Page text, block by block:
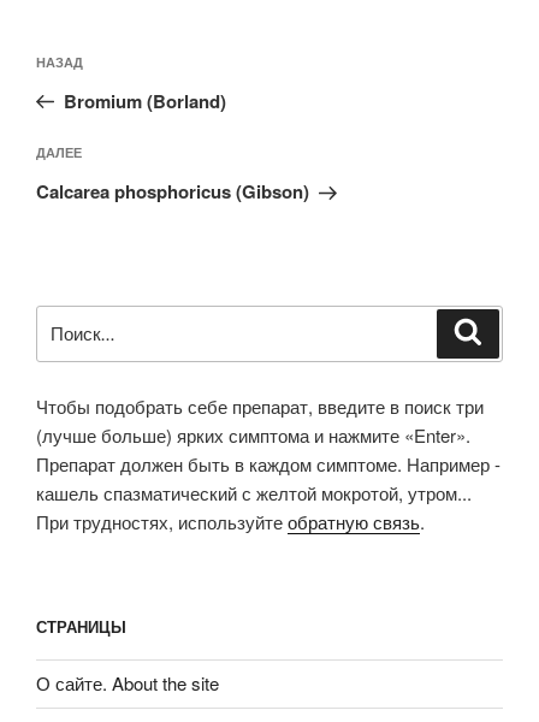
по
записям
Предыдущая
запись:
НАЗАД
Bromium (Borland)
Следующая
запись
ДАЛЕЕ
Calcarea phosphoricus (Gibson)
Чтобы подобрать себе препарат, введите в поиск три
(лучше больше) ярких симптома и нажмите «Enter».
Препарат должен быть в каждом симптоме. Например -
кашель спазматический с желтой мокротой, утром...
При трудностях, используйтеобратную связь.
СТРАНИЦЫ
О сайте. About the site